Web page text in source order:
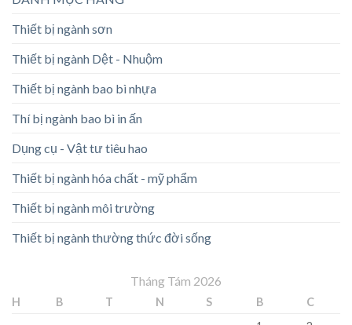
Thiết bị ngành sơn
Thiết bị ngành Dệt - Nhuộm
Thiết bị ngành bao bì nhựa
Thí bị ngành bao bì in ấn
Dụng cụ - Vật tư tiêu hao
Thiết bị ngành hóa chất - mỹ phẩm
Thiết bị ngành môi trường
Thiết bị ngành thường thức đời sống
Tháng Tám 2026
H B T N S B
C